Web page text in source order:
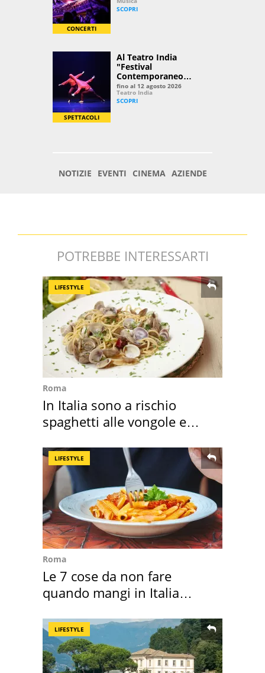
POTREBBE INTERESSARTI
LIFESTYLE
Roma
In Italia sono a rischio
spaghetti alle vongole e
LIFESTYLE
Roma
Le 7 cose da non fare
quando mangi in Italia
LIFESTYLE